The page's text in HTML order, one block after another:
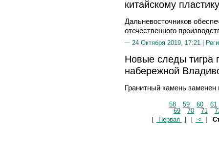
китайскому пластику
Дальневосточников
отечественного
24 Октября 2019, 17:21 |
Новые следы тигра
набережной
Гранитный камень
58 59 60
61
69
70 71
[
Первая ] [ < ]